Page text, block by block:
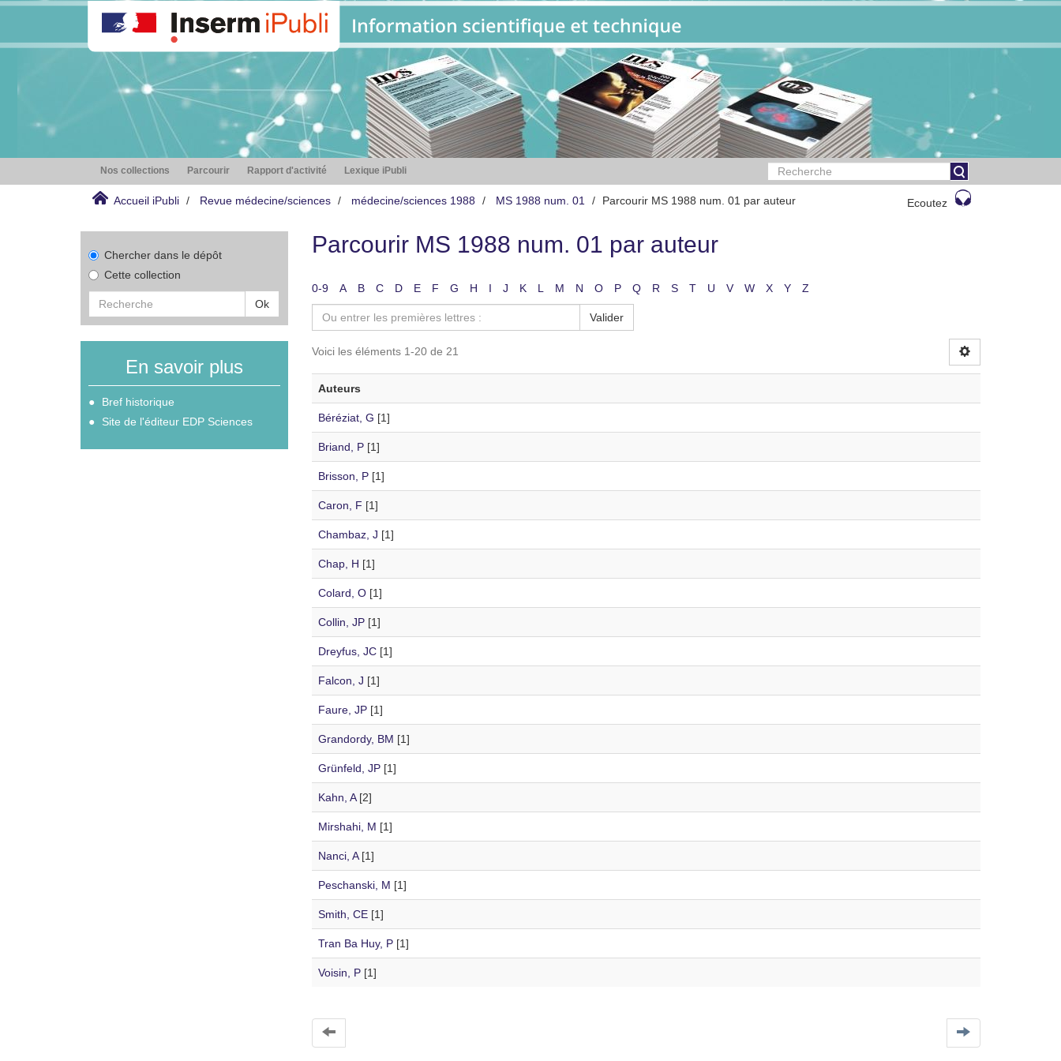
Nos collections Parcourir Rapport d'activité Lexique iPubli
Accueil iPubli Revue médecine/sciences médecine/sciences 1988 MS 1988 num. 01 Parcourir MS 1988 num. 01 par auteur Ecoutez
Chercher dans le dépôt
Cette collection
Ok
En savoir plus
Bref historique
Site de l'éditeur EDP Sciences
Parcourir MS 1988 num. 01 par auteur
0-9 A B C D E F G H I J K L M N O P Q R S T U V W X Y Z
Valider
Voici les éléments 1-20 de 21
Auteurs
Béréziat, G [1]
Briand, P[1]
Brisson, P[1]
Caron, F [1]
Chambaz, J [1]
Chap, H [1]
Colard, O[1]
Collin, JP[1]
Dreyfus, JC[1]
Falcon, J [1]
Faure, JP[1]
Grandordy, BM [1]
Grünfeld, JP[1]
Kahn, A[2]
Mirshahi, M [1]
Nanci, A[1]
Peschanski, M [1]
Smith, CE[1]
Tran Ba Huy, P[1]
Voisin, P[1]